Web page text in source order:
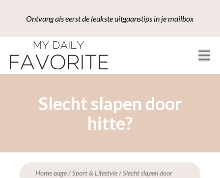
Ontvang als eerst de leukste uitgaanstips in je mailbox
Slecht slapen door
hitte?
Home page/Sport & Lifestyle/Slecht slapen door